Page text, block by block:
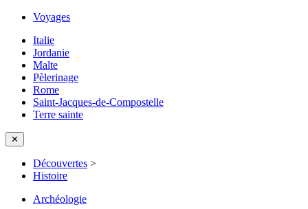
Voyages
Italie
Jordanie
Malte
Pèlerinage
Rome
Saint-Jacques-de-Compostelle
Terre sainte
✕
Découvertes >
Histoire
Archéologie